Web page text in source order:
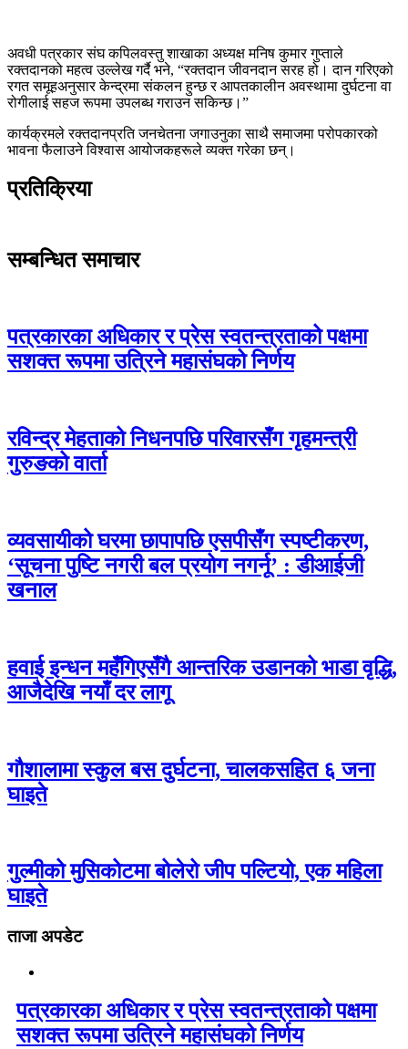
अवधी पत्रकार संघ कपिलवस्तु शाखाका अध्यक्ष मनिष कुमार गुप्ताले
रक्तदानको महत्व उल्लेख गर्दै भने, “रक्तदान जीवनदान सरह हो। दान गरिएको
रगत समूहअनुसार केन्द्रमा संकलन हुन्छ र आपतकालीन अवस्थामा दुर्घटना वा
रोगीलाई सहज रूपमा उपलब्ध गराउन सकिन्छ।”
कार्यक्रमले रक्तदानप्रति जनचेतना जगाउनुका साथै समाजमा परोपकारको
भावना फैलाउने विश्वास आयोजकहरूले व्यक्त गरेका छन्।
प्रतिक्रिया
सम्बन्धित समाचार
पत्रकारका अधिकार र प्रेस स्वतन्त्रताको पक्षमा
सशक्त रूपमा उत्रिने महासंघको निर्णय
रविन्द्र मेहताको निधनपछि परिवारसँग गृहमन्त्री
गुरुङको वार्ता
व्यवसायीको घरमा छापापछि एसपीसँग स्पष्टीकरण,
‘सूचना पुष्टि नगरी बल प्रयोग नगर्नू’ : डीआईजी
खनाल
हवाई इन्धन महँगिएसँगै आन्तरिक उडानको भाडा वृद्धि,
आजैदेखि नयाँ दर लागू
गौशालामा स्कुल बस दुर्घटना, चालकसहित ६ जना
घाइते
गुल्मीको मुसिकोटमा बोलेरो जीप पल्टियो, एक महिला
घाइते
ताजा अपडेट
पत्रकारका अधिकार र प्रेस स्वतन्त्रताको पक्षमा
सशक्त रूपमा उत्रिने महासंघको निर्णय